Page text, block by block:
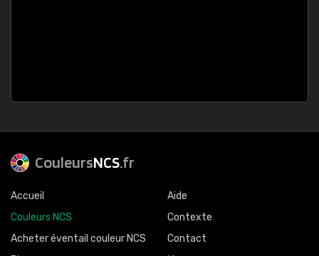
CouleursNCS.fr
Accueil
Couleurs NCS
Acheter éventail couleur NCS
Aide
Contexte
Contact